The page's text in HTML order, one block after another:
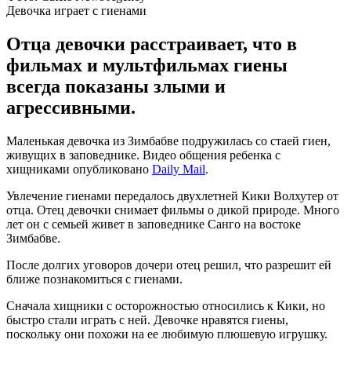
Девочка играет с гиенами
Отца девочки расстраивает, что в
фильмах и мультфильмах гиены
всегда показаны злыми и
агрессивными.
Маленькая девочка из Зимбабве подружилась со стаей гиен,
живущих в заповеднике. Видео общения ребенка с
хищниками опубликовано Daily Mail.
Увлечение гиенами передалось двухлетней Кики Волхутер от
отца. Отец девочки снимает фильмы о дикой природе. Много
лет он с семьей живет в заповеднике Санго на востоке
Зимбабве.
После долгих уговоров дочери отец решил, что разрешит ей
ближе познакомиться с гиенами.
Сначала хищники с осторожностью относились к Кики, но
быстро стали играть с ней. Девочке нравятся гиены,
поскольку они похожи на ее любимую плюшевую игрушку.